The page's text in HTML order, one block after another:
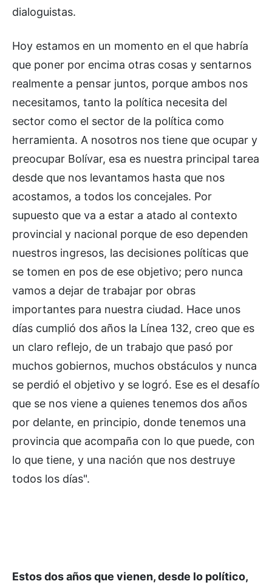
dialoguistas.
Hoy estamos en un momento en el que habría
que poner por encima otras cosas y sentarnos
realmente a pensar juntos, porque ambos nos
necesitamos, tanto la política necesita del
sector como el sector de la política como
herramienta. A nosotros nos tiene que ocupar y
preocupar Bolívar, esa es nuestra principal tarea
desde que nos levantamos hasta que nos
acostamos, a todos los concejales. Por
supuesto que va a estar a atado al contexto
provincial y nacional porque de eso dependen
nuestros ingresos, las decisiones políticas que
se tomen en pos de ese objetivo; pero nunca
vamos a dejar de trabajar por obras
importantes para nuestra ciudad. Hace unos
días cumplió dos años la Línea 132, creo que es
un claro reflejo, de un trabajo que pasó por
muchos gobiernos, muchos obstáculos y nunca
se perdió el objetivo y se logró. Ese es el desafío
que se nos viene a quienes tenemos dos años
por delante, en principio, donde tenemos una
provincia que acompaña con lo que puede, con
lo que tiene, y una nación que nos destruye
todos los días".
Estos dos años que vienen, desde lo político,